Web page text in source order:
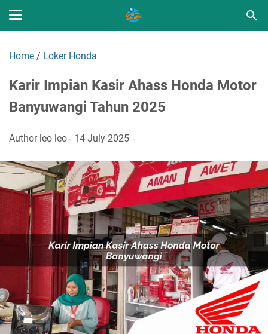
Home / Loker Honda
Karir Impian Kasir Ahass Honda Motor
Banyuwangi Tahun 2025
Author leo leo 14 July 2025